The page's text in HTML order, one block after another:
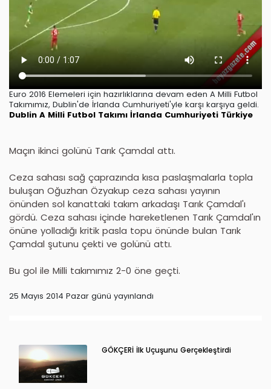
Euro 2016 Elemeleri için hazırlıklarına devam eden A Milli Futbol
Takımımız, Dublin'de İrlanda Cumhuriyeti'yle karşı karşıya geldi.
Dublin A Milli Futbol Takımı İrlanda Cumhuriyeti Türkiye
Maçın ikinci golünü Tarık Çamdal attı.
Ceza sahası sağ çaprazında kısa paslaşmalarla topla
buluşan Oğuzhan Özyakup ceza sahası yayının
önünden sol kanattaki takım arkadaşı Tarık Çamdal'ı
gördü. Ceza sahası içinde hareketlenen Tarık Çamdal'ın
önüne yolladığı kritik pasla topu önünde bulan Tarık
Çamdal şutunu çekti ve golünü attı.
Bu gol ile Milli takımımız 2-0 öne geçti.
25 Mayıs 2014 Pazar günü yayınlandı
GÖKÇERİ İlk Uçuşunu Gerçekleştirdi